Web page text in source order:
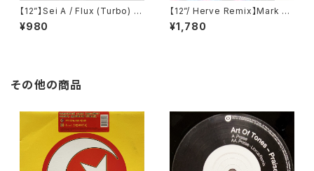
【12”】Sei A / Flux (Turbo) (T
urbo 115)
¥980
【12”/ Herve Remix】Mark Ro
nson & The Business Intl /
Bang Bang Bang (Columbi
¥1,780
その他の商品